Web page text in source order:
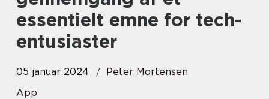
essentielt emne for tech-
entusiaster
05 januar 2024
Peter Mortensen
App